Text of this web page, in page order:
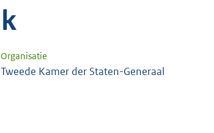
Organisatie
Tweede Kamer der Staten-Generaal